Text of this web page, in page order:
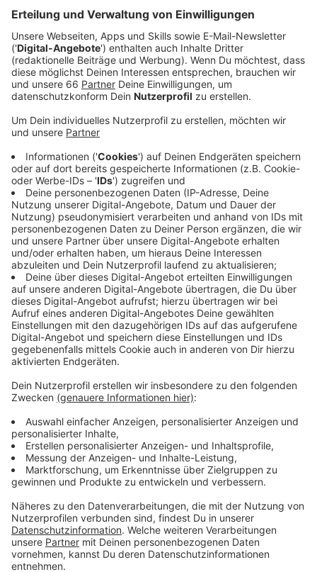
Anzeige
Hinter dem Namen ClockClock steht
Singer/Songwriter Bojan Kalajdzic, der gemeinsam mit
dem Produzenten-Kollektiv um Mark Vonsin und
Fabian Fieser die ClockClock-Songs und Sounds
kreiert. Pop-Melodien, Beats und Vocals: So lässt sich
dem die Formation eine Gratwanderung zwischen
Zeitgeist und Innovation vollführt. Essenziell wichtig in
der Musik von ClockClock: Die emotionale
Aufrichtigkeit, nur das zu transportieren, was in ihnen
vorgeht. Zu "Someone Else" sagen sie: "'Someone Else'
beschreibt den Moment, bei dem einen in einer jungen
Beziehung klar wird, dass man nicht der oder die
richtige für die Person ist. Auch wenn es weh tut, ist
es das richtige, die Beziehung klarzustellen und ehrlich
zueinander zu sein." Die neue Single von ClockClock -
hier gibt es sie in voller Länge.
Anzeige
Wir benötigen Ihre
Zustimmung, um den YouTube
Video-Service zu laden!
Drittanbieters, um Videoinhalte
einzubetten. Dieser Service kann
Daten zu Ihren Aktivitäten
sammeln. Bitte lesen Sie die